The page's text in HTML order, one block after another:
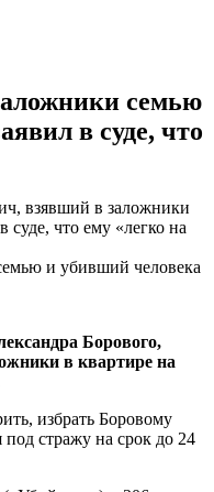
семью
в суде, что
взявший в заложники
что ему «легко на
Борового,
в квартире на
избрать Боровому
стражу на срок до 24